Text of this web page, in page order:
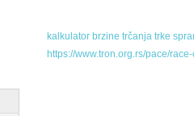
kalkulator brzine trčanja trke
https://www.tron.org.rs/pace/